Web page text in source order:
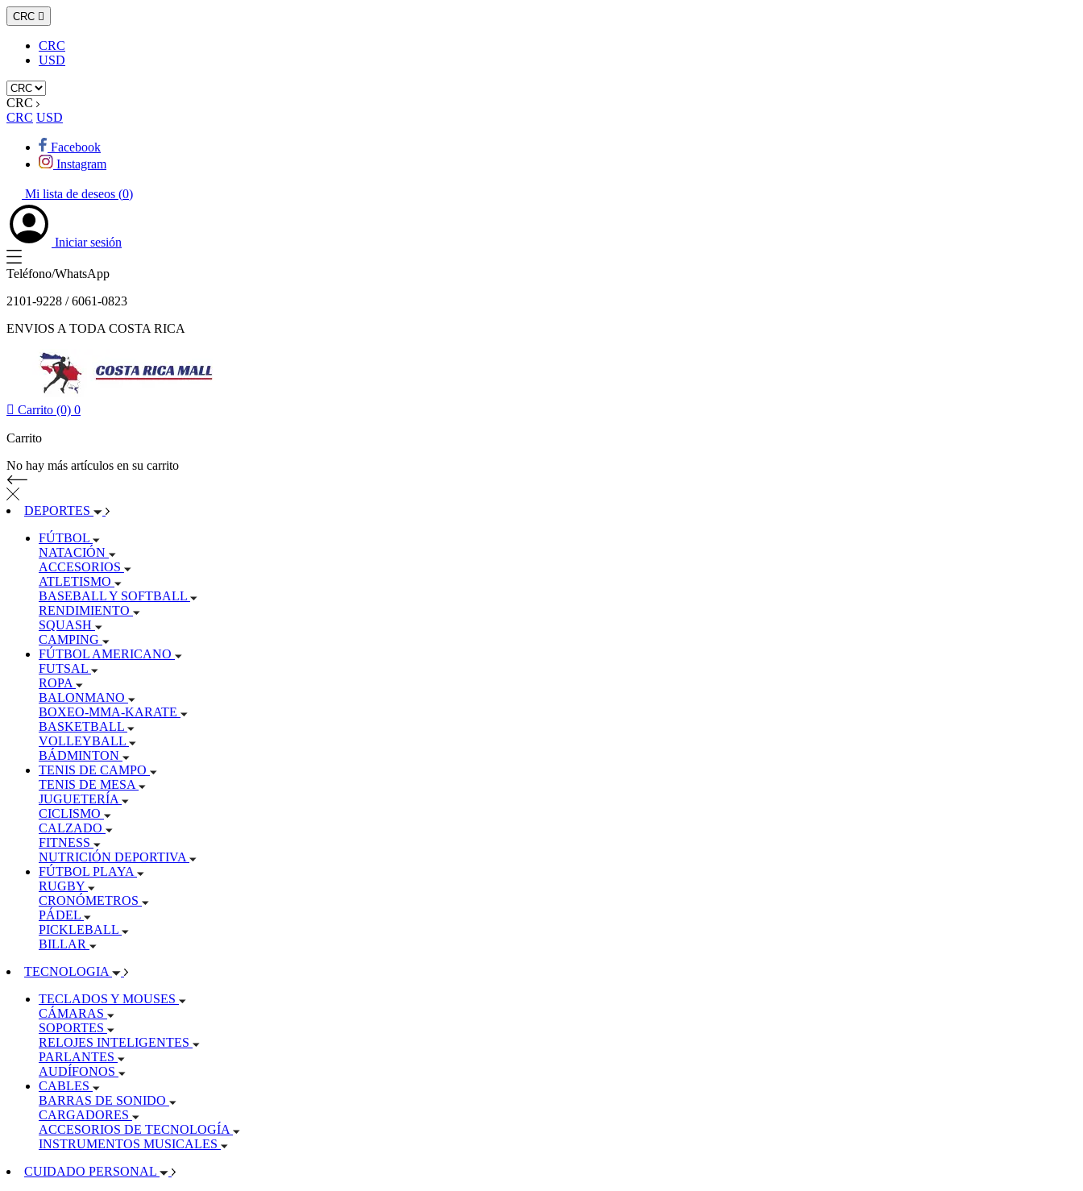
CRC 
CRC
USD
CRC
CRC USD
Facebook
Instagram
Mi lista de deseos (0)
Iniciar sesión
Teléfono/WhatsApp
2101-9228 / 6061-0823
ENVIOS A TODA COSTA RICA
 Carrito (0) 0
Carrito
No hay más artículos en su carrito
DEPORTES
FÚTBOL
NATACIÓN
ACCESORIOS
ATLETISMO
BASEBALL Y SOFTBALL
RENDIMIENTO
SQUASH
CAMPING
FÚTBOL AMERICANO
FUTSAL
ROPA
BALONMANO
BOXEO-MMA-KARATE
BASKETBALL
VOLLEYBALL
BÁDMINTON
TENIS DE CAMPO
TENIS DE MESA
JUGUETERÍA
CICLISMO
CALZADO
FITNESS
NUTRICIÓN DEPORTIVA
FÚTBOL PLAYA
RUGBY
CRONÓMETROS
PÁDEL
PICKLEBALL
BILLAR
TECNOLOGIA
TECLADOS Y MOUSES
CÁMARAS
SOPORTES
RELOJES INTELIGENTES
PARLANTES
AUDÍFONOS
CABLES
BARRAS DE SONIDO
CARGADORES
ACCESORIOS DE TECNOLOGÍA
INSTRUMENTOS MUSICALES
CUIDADO PERSONAL